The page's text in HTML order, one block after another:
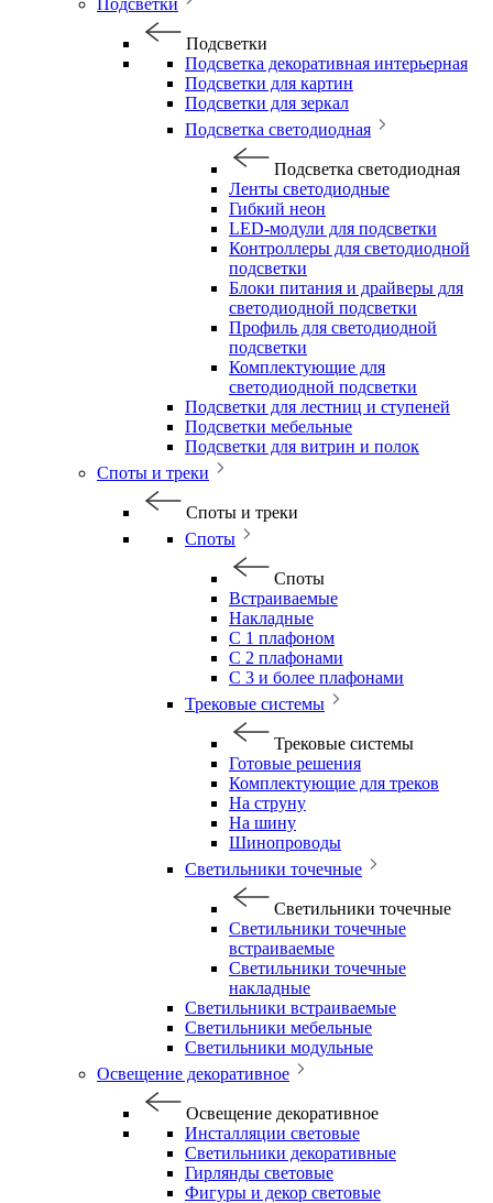
Подсветки
Подсветки
Подсветка декоративная интерьерная
Подсветки для картин
Подсветки для зеркал
Подсветка светодиодная
Подсветка светодиодная
Ленты светодиодные
Гибкий неон
LED-модули для подсветки
Контроллеры для светодиодной
подсветки
Блоки питания и драйверы для
светодиодной подсветки
Профиль для светодиодной
подсветки
Комплектующие для
светодиодной подсветки
Подсветки для лестниц и ступеней
Подсветки мебельные
Подсветки для витрин и полок
Споты и треки
Споты и треки
Споты
Споты
Встраиваемые
Накладные
С 1 плафоном
С 2 плафонами
С 3 и более плафонами
Трековые системы
Трековые системы
Готовые решения
Комплектующие для треков
На струну
На шину
Шинопроводы
Светильники точечные
Светильники точечные
Светильники точечные
встраиваемые
Светильники точечные
накладные
Светильники встраиваемые
Светильники мебельные
Светильники модульные
Освещение декоративное
Освещение декоративное
Инсталляции световые
Светильники декоративные
Гирлянды световые
Фигуры и декор световые